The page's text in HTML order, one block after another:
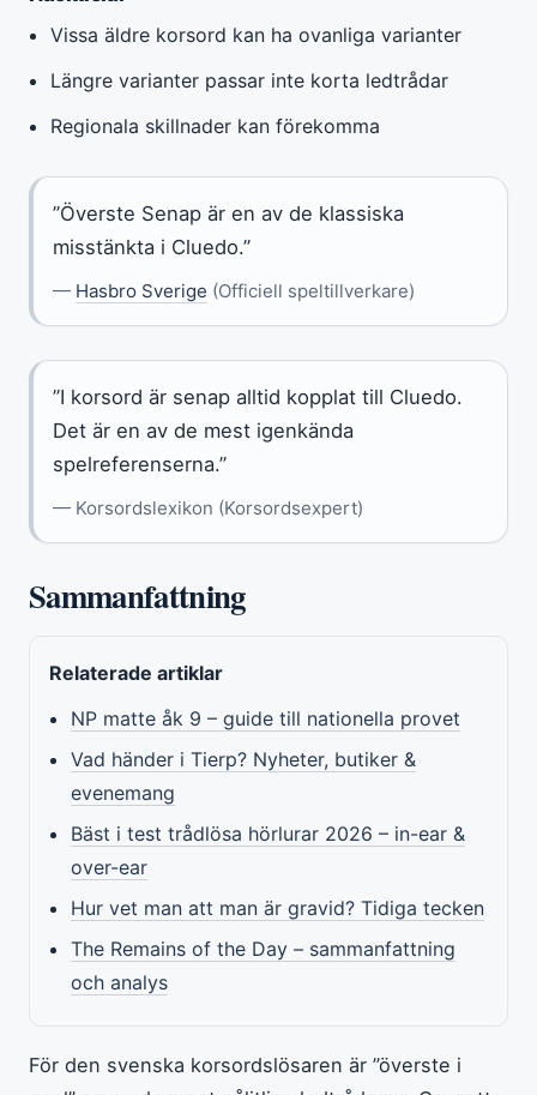
Vissa äldre korsord kan ha ovanliga varianter
Längre varianter passar inte korta ledtrådar
Regionala skillnader kan förekomma
”Överste Senap är en av de klassiska
misstänkta i Cluedo.”
— Hasbro Sverige (Officiell speltillverkare)
”I korsord är senap alltid kopplat till Cluedo.
Det är en av de mest igenkända
spelreferenserna.”
— Korsordslexikon (Korsordsexpert)
Sammanfattning
Relaterade artiklar
NP matte åk 9 – guide till nationella provet
Vad händer i Tierp? Nyheter, butiker &
evenemang
Bäst i test trådlösa hörlurar 2026 – in-ear &
over-ear
Hur vet man att man är gravid? Tidiga tecken
The Remains of the Day – sammanfattning
och analys
För den svenska korsordslösaren är ”överste i